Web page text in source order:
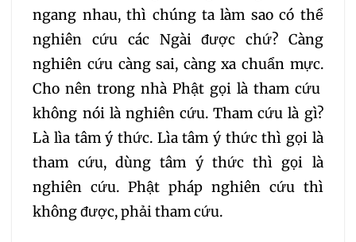
ngang nhau, thì chúng ta làm sao có thể
nghiên cứu các Ngài được chứ? Càng
nghiên cứu càng sai, càng xa chuẩn mực.
Cho nên trong nhà Phật gọi là tham cứu
không nói là nghiên cứu. Tham cứu là gì?
Là lìa tâm ý thức. Lìa tâm ý thức thì gọi là
tham cứu, dùng tâm ý thức thì gọi là
nghiên cứu. Phật pháp nghiên cứu thì
không được, phải tham cứu.